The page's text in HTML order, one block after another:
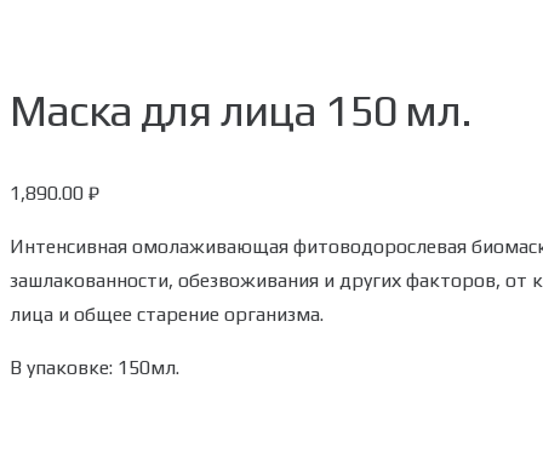
Маска для лица 150 мл.
1,890.00 ₽
Интенсивная омолаживающая фитоводорослевая
зашлакованности, обезвоживания и других факторов,
лица и общее старение организма.
В упаковке: 150мл.